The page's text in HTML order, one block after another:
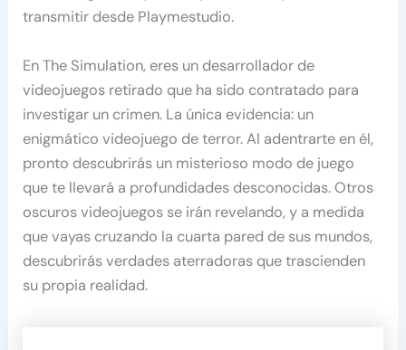
transmitir desde Playmestudio.
En The Simulation, eres un desarrollador de
videojuegos retirado que ha sido contratado para
investigar un crimen. La única evidencia: un
enigmático videojuego de terror. Al adentrarte en él,
pronto descubrirás un misterioso modo de juego
que te llevará a profundidades desconocidas. Otros
oscuros videojuegos se irán revelando, y a medida
que vayas cruzando la cuarta pared de sus mundos,
descubrirás verdades aterradoras que trascienden
su propia realidad.